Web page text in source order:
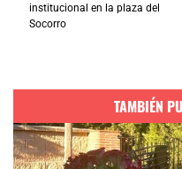
institucional en la plaza del
Socorro
TAMBIÉN